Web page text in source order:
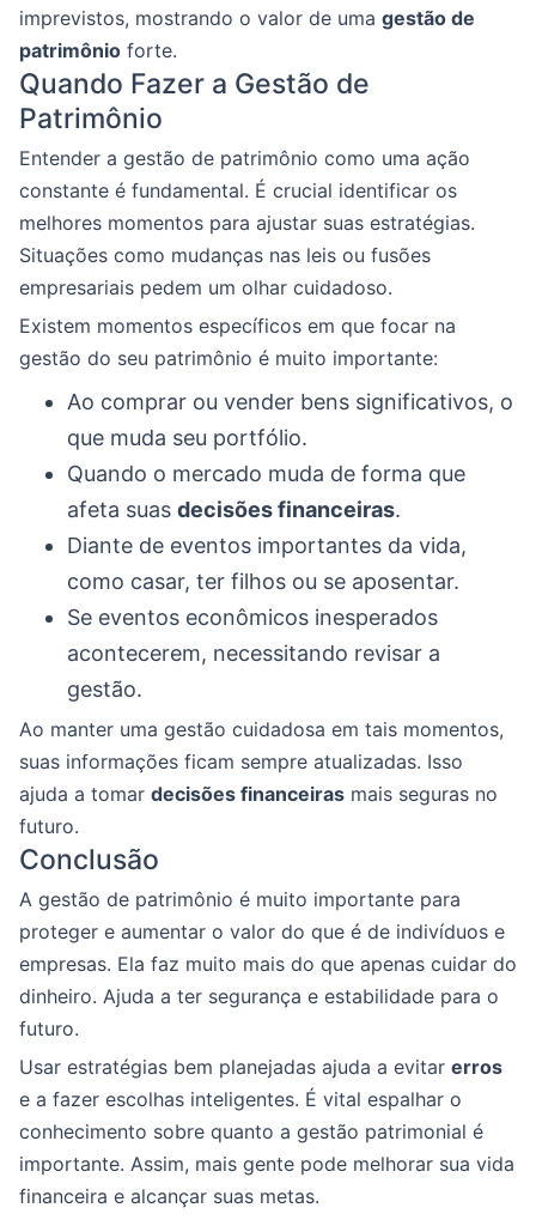
imprevistos, mostrando o valor de uma gestão de
patrimônio forte.
Quando Fazer a Gestão de
Patrimônio
Entender a gestão de patrimônio como uma ação
constante é fundamental. É crucial identificar os
melhores momentos para ajustar suas estratégias.
Situações como mudanças nas leis ou fusões
empresariais pedem um olhar cuidadoso.
Existem momentos específicos em que focar na
gestão do seu patrimônio é muito importante:
Ao comprar ou vender bens significativos, o
que muda seu portfólio.
Quando o mercado muda de forma que
afeta suas decisões financeiras.
Diante de eventos importantes da vida,
como casar, ter filhos ou se aposentar.
Se eventos econômicos inesperados
acontecerem, necessitando revisar a
gestão.
Ao manter uma gestão cuidadosa em tais momentos,
suas informações ficam sempre atualizadas. Isso
ajuda a tomar decisões financeiras mais seguras no
futuro.
Conclusão
A gestão de patrimônio é muito importante para
proteger e aumentar o valor do que é de indivíduos e
empresas. Ela faz muito mais do que apenas cuidar do
dinheiro. Ajuda a ter segurança e estabilidade para o
futuro.
Usar estratégias bem planejadas ajuda a evitar erros
e a fazer escolhas inteligentes. É vital espalhar o
conhecimento sobre quanto a gestão patrimonial é
importante. Assim, mais gente pode melhorar sua vida
financeira e alcançar suas metas.